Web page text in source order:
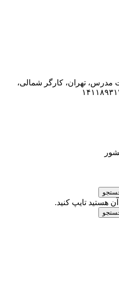
مدرس، تهران، کارگر شمالی،
هستید تایپ کنید.